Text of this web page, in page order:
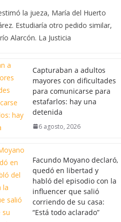
la jueza, María del Huerto
Estudiaría otro pedido similar,
Alarcón. La Justicia
Capturaban a adultos
mayores con dificultades
para comunicarse para
estafarlos: hay una
detenida
6 agosto, 2026
Facundo Moyano declaró,
quedó en libertad y
habló del episodio con la
influencer que salió
corriendo de su casa:
“Está todo aclarado”